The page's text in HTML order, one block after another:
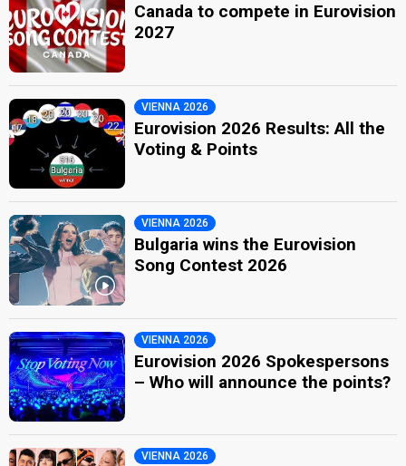
Canada to compete in Eurovision
2027
VIENNA 2026
Eurovision 2026 Results: All the
Voting & Points
VIENNA 2026
Bulgaria wins the Eurovision
Song Contest 2026
VIENNA 2026
Eurovision 2026 Spokespersons
– Who will announce the points?
VIENNA 2026